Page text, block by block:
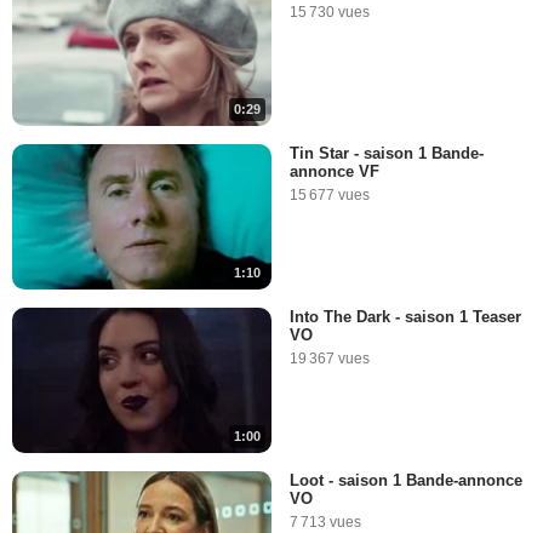
0:29
15 730 vues
1:10
Tin Star - saison 1 Bande-
annonce VF
15 677 vues
1:00
Into The Dark - saison 1 Teaser
VO
19 367 vues
Loot - saison 1 Bande-annonce
VO
7 713 vues